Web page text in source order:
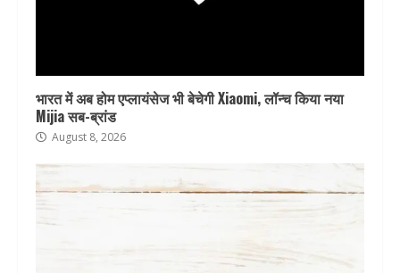
भारत में अब होम एप्लायंसेज भी बेचेगी Xiaomi, लॉन्च किया नया
Mijia सब-ब्रांड
August 8, 2026